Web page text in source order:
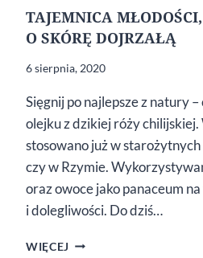
TAJEMNICA
O SKÓRĘ DOJRZAŁĄ
6 sierpnia, 2020
Sięgnij po najlepsze z natury
olejku z dzikiej róży
stosowano już w
czy w Rzymie.
oraz owoce jako panaceum
i dolegliwości. Do dziś…
WIĘCEJ TAJEMNICA